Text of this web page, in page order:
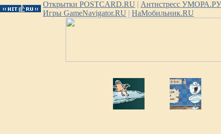
Открытки POSTCARD.RU | Антистресс УМОРА.РУ
Игры GameNavigator.RU | НаМобильник.RU